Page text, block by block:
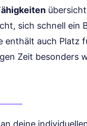
sich schnell ein
enthält auch Platz
Zeit besonders
deine